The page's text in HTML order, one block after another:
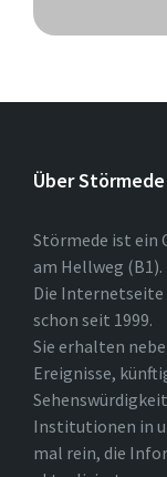
Über Störmede
Störmede ist ein
am Hellweg (B1).
Die Internetseite
schon seit 1999.
Sie erhalten
Ereignisse,
Institutionen in
mal rein, die